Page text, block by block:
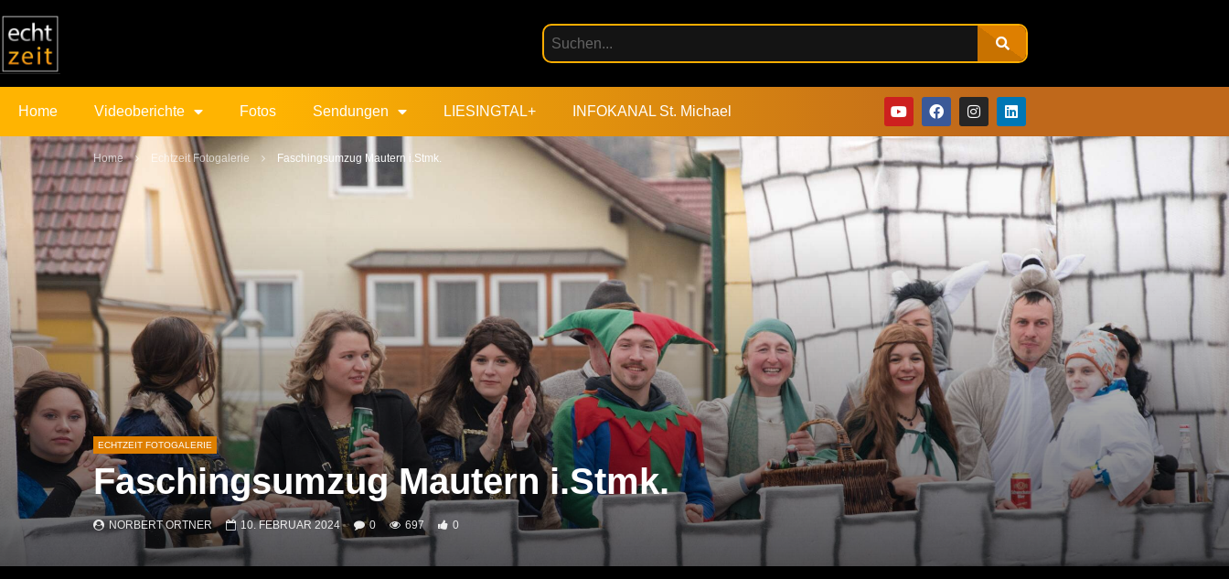
Home Videoberichte Fotos Sendungen LIESINGTAL+ INFOKANAL St. Michael
Home Echtzeit Fotogalerie Faschingsumzug Mautern i.Stmk.
ECHTZEIT FOTOGALERIE
Faschingsumzug Mautern i.Stmk.
NORBERT ORTNER 10. FEBRUAR 2024 0 697 0